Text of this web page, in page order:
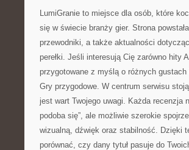
LumiGranie to miejsce dla osób, które
się w świecie branży gier. Strona
przewodniki, a także aktualności
perełki. Jeśli interesują Cię zarówno hity
przygotowane z myślą o różnych
Gry przygodowe. W centrum serwisu
jest wart Twojego uwagi. Każda recenzja
podoba się”, ale możliwie szerokie
wizualną, dźwięk oraz stabilność. Dzięki
porównać, czy dany tytuł pasuje do